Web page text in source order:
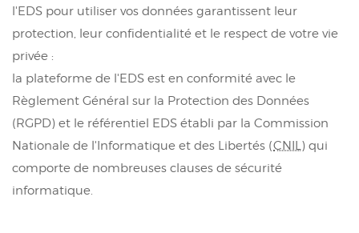
l'EDS pour utiliser vos données garantissent leur
protection, leur confidentialité et le respect de votre vie
privée :
la plateforme de l'EDS est en conformité avec le
Règlement Général sur la Protection des Données
(RGPD) et le référentiel EDS établi par la Commission
Nationale de l'Informatique et des Libertés (CNIL) qui
comporte de nombreuses clauses de sécurité
informatique.